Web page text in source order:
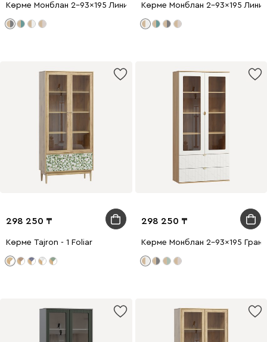
Көрме Монблан 2-93x195 Линии ГрафитовыйКөрме Монблан 2-93x195
298 250
Көрме Tajron - 1 Foliar
298 250
Көрме Монблан 2-93x195